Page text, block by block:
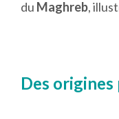
du Maghreb,
Des origines